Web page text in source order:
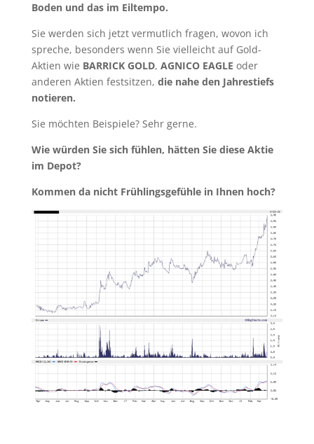
Boden und das im Eiltempo.
Sie werden sich jetzt vermutlich fragen, wovon ich
spreche, besonders wenn Sie vielleicht auf Gold-
Aktien wie BARRICK GOLD, AGNICO EAGLE oder
anderen Aktien festsitzen, die nahe den Jahrestiefs
notieren.
Sie möchten Beispiele? Sehr gerne.
Wie würden Sie sich fühlen, hätten Sie diese Aktie
im Depot?
Kommen da nicht Frühlingsgefühle in Ihnen hoch?